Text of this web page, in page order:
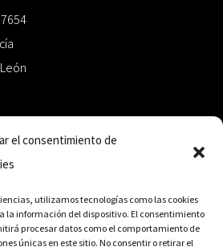
el consentimiento de
utilizamos tecnologías como las cookies
la información del dispositivo. El consentimiento
procesar datos como el comportamiento de
únicas en este sitio. No consentir o retirar el